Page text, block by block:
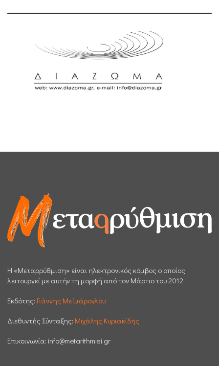
H «Μεταρρύθμιση» είναι ηλεκτρονικός κόμβος ο οποίος
λειτουργεί με αυτήν τη μορφή από τον Μάρτιο του 2012.
Εκδότης: Γιάννης Μεϊμάρογλου
Διεθυντής Σύνταξης: Μιχάλης Κυριακίδης
Επικοινωνία: info@metarithmisi.gr